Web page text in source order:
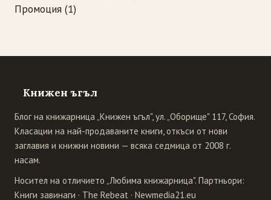
Промоция (1)
Книжен ъгъл
Блог на книжарница „Книжен ъгъл", ул. „Оборище" 117, София.
Класации на най-продаваните книги, откъси от нови
заглавия и книжни новини — всяка седмица от 2008 г.
насам.
Носител на отличието „Любима книжарница". Партньори:
Книги завинаги · The Rebeat · Newmedia21.eu